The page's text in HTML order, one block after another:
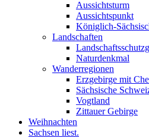
Aussichtsturm
Aussichtspunkt
Königlich-
Landschaften
Naturdenkmal
Wanderregionen
Erzgebirge mit
Sächsische
Vogtland
Zittauer Gebirge
Weihnachten
Sachsen liest.